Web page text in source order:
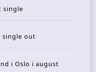
single
single out
i Oslo i august